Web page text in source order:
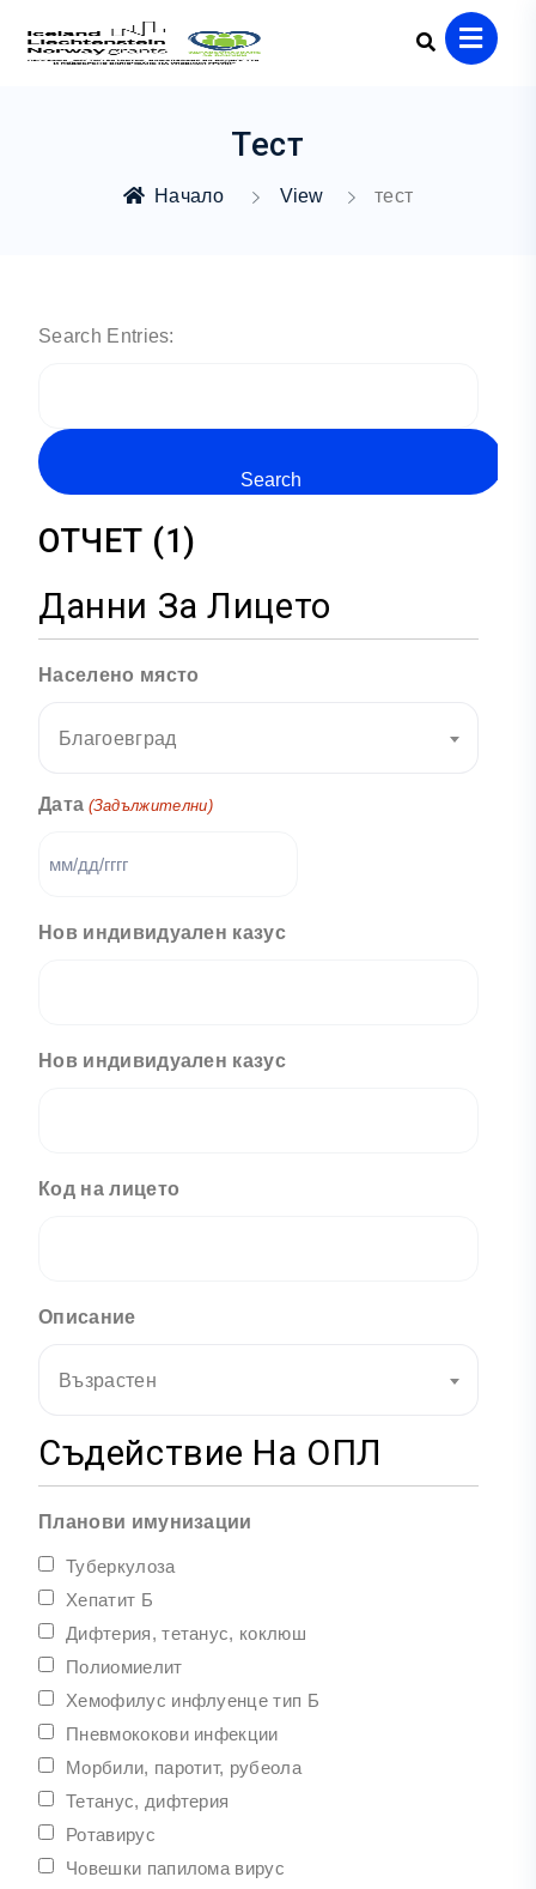
Тест
Начало View тест
Search Entries:
ОТЧЕТ (1)
Данни За Лицето
Населено място
Благоевград
Дата (Задължителни)
Нов индивидуален казус
Нов индивидуален казус
Код на лицето
Описание
Възрастен
Съдействие На ОПЛ
Планови имунизации
Туберкулоза
Хепатит Б
Дифтерия, тетанус, коклюш
Полиомиелит
Хемофилус инфлуенце тип Б
Пневмококови инфекции
Морбили, паротит, рубеола
Тетанус, дифтерия
Ротавирус
Човешки папилома вирус